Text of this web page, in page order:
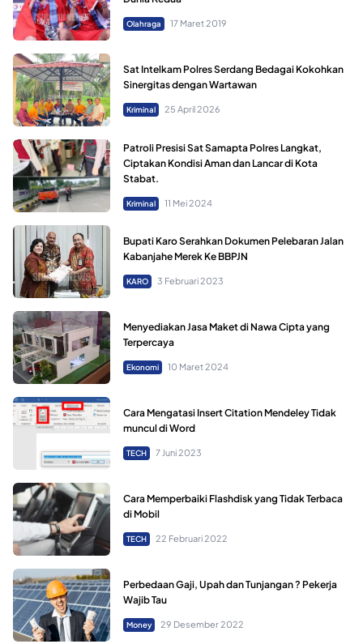
Olahraga 17 Maret 2019
Sat Intelkam Polres Serdang Bedagai Kokohkan
Sinergitas dengan Wartawan
Kriminal 25 April 2026
Patroli Presisi Sat Samapta Polres Langkat,
Ciptakan Kondisi Aman dan Lancar di Kota
Stabat.
Kriminal 11 Mei 2024
Bupati Karo Serahkan Dokumen Pelebaran Jalan
Kabanjahe Merek Ke BBPJN
KARO 3 Februari 2023
Menyediakan Jasa Maket di Nawa Cipta yang
Terpercaya
Ekonomi 10 Maret 2024
Cara Mengatasi Insert Citation Mendeley Tidak
muncul di Word
TECH 7 Juni 2023
Cara Memperbaiki Flashdisk yang Tidak Terbaca
di Mobil
TECH 22 Februari 2022
Perbedaan Gaji, Upah dan Tunjangan ? Pekerja
Wajib Tau
Money 29 Desember 2022